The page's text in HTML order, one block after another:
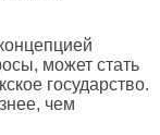
может стать
государство.
чем